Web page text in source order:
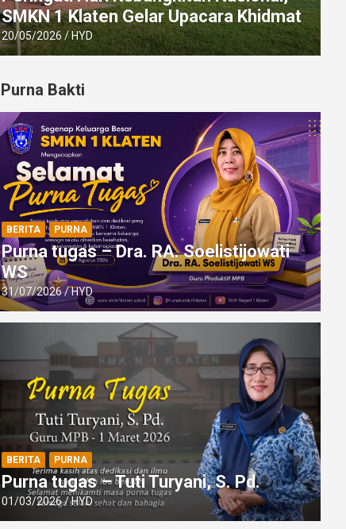
SMKN 1 Klaten Gelar Upacara Khidmat
20/05/2026 HYD
Purna Bakti
BERITA PURNA
Purna tugas – Dra. RA. Soelistijowati
WS
31/07/2026 HYD
BERITA PURNA
Purna tugas – Tuti Turyani, S. Pd.
01/03/2026 HYD